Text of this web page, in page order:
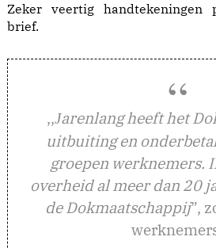
Zeker veertig handtekeningen
brief.
,,Jarenlang heeft het
uitbuiting en
groepen werknemers.
overheid al meer dan 20
de Dokmaatschappij”,